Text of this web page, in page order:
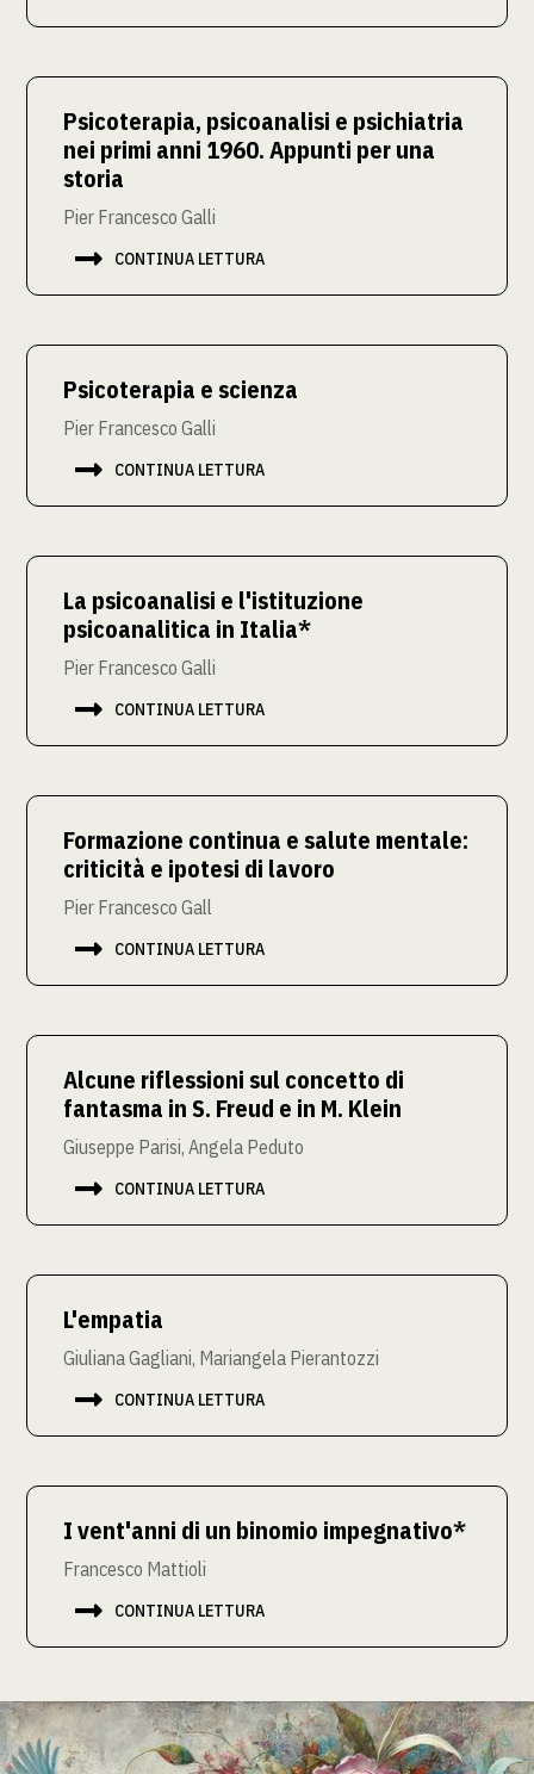
Psicoterapia, psicoanalisi e psichiatria
nei primi anni 1960. Appunti per una
storia
Pier Francesco Galli
 CONTINUA LETTURA
Psicoterapia e scienza
Pier Francesco Galli
 CONTINUA LETTURA
La psicoanalisi e l'istituzione
psicoanalitica in Italia*
Pier Francesco Galli
 CONTINUA LETTURA
Formazione continua e salute mentale:
criticità e ipotesi di lavoro
Pier Francesco Gall
 CONTINUA LETTURA
Alcune riflessioni sul concetto di
fantasma in S. Freud e in M. Klein
Giuseppe Parisi, Angela Peduto
 CONTINUA LETTURA
L'empatia
Giuliana Gagliani, Mariangela Pierantozzi
 CONTINUA LETTURA
I vent'anni di un binomio impegnativo*
Francesco Mattioli
 CONTINUA LETTURA